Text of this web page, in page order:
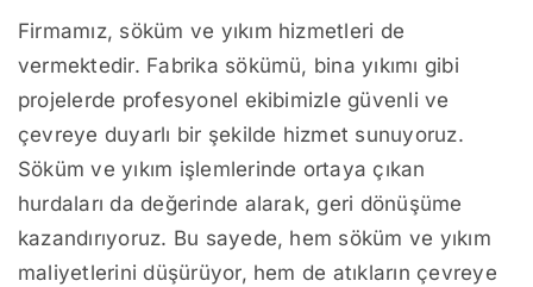
Firmamız, söküm ve yıkım hizmetleri de
vermektedir. Fabrika sökümü, bina yıkımı gibi
projelerde profesyonel ekibimizle güvenli ve
çevreye duyarlı bir şekilde hizmet sunuyoruz.
Söküm ve yıkım işlemlerinde ortaya çıkan
hurdaları da değerinde alarak, geri dönüşüme
kazandırıyoruz. Bu sayede, hem söküm ve yıkım
maliyetlerini düşürüyor, hem de atıkların çevreye